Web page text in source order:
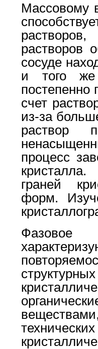
Массовому
растворов
сосуде
и того же
постепенно
счет
из-за
раствор
процесс
кристалла.
граней
форм.